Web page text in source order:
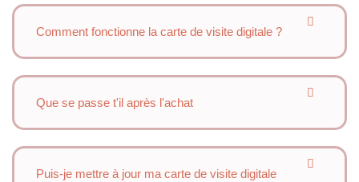
Comment fonctionne la carte de visite digitale ?
Que se passe t'il après l'achat
Puis-je mettre à jour ma carte de visite digitale